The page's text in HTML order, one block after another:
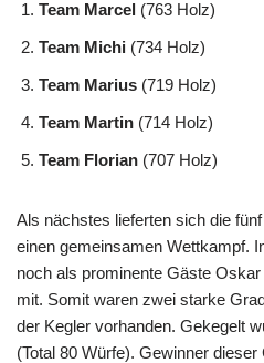
Team Marcel (763 Holz)
Team Michi (734 Holz)
Team Marius (719 Holz)
Team Martin (714 Holz)
Team Florian (707 Holz)
Als nächstes lieferten sich die
einen gemeinsamen Wettkampf.
noch als prominente Gäste
mit. Somit waren zwei starke
der Kegler vorhanden. Gekegelt
(Total 80 Würfe). Gewinner